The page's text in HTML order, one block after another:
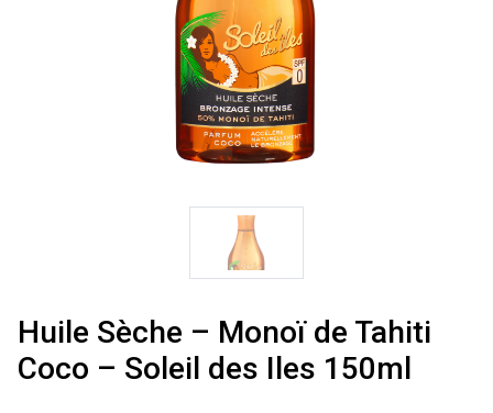
Huile Sèche – Monoï de Tahiti
Coco – Soleil des Iles 150ml